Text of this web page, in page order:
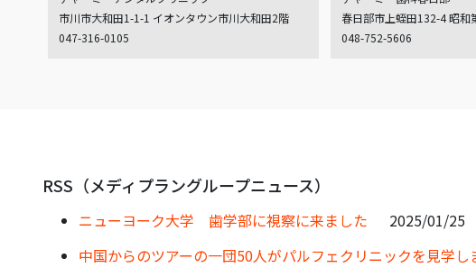
市川市大和田1-1-1 イオンタウン市川大和田2階
047-316-0105
春日部市上蛭田132-4 昭和
048-752-5606
RSS（メディプラングループニュース）
ニューヨーク大学 歯学部に視察に来ました
2025/01/25
中国からのツアーの一団50人がパルフェクリニックを見学し